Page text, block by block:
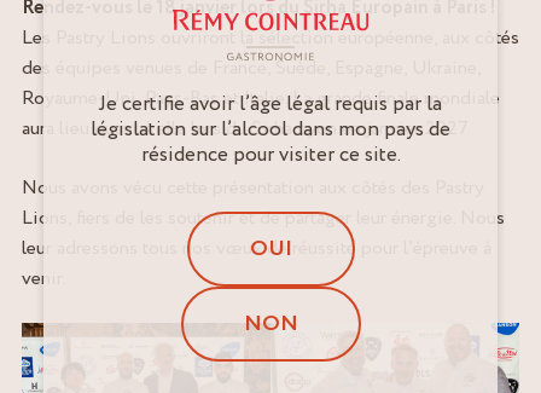
Rendez-vous le 18 janvier lors du Sirha Europain à Paris !
Les Pastry Lions ouvriront la sélection européenne, aux côtés
des équipes venues de France, Suède, Espagne, Ukraine,
Royaume‑Uni, Pays‑Bas et Italie. La grande finale mondiale
aura lieu quant à elle lors du Sirha Lyon en janvier 2027.
Nous avons vécu cette présentation aux côtés des Pastry
Lions, fiers de les soutenir et de partager leur énergie. Nous
leur adressons tous nos vœux de réussite pour l’épreuve à
venir.
Je certifie avoir l’âge légal requis par la
législation sur l’alcool dans mon pays de
résidence pour visiter ce site.
OUI
NON